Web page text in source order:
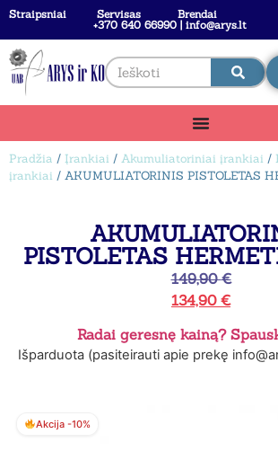
Straipsniai Servisas
Brendai
+370 640 66990 | info@arys.lt
Pradžia / Įrankiai / Akumuliatoriniai įrankiai /
įrankiai / AKUMULIATORINIS PISTOLETAS
PISTOLETAS
149,90€
134,90 €
Radai geresnę kainą?
Išparduota (pasiteirauti apie prekę
Akcija -10%